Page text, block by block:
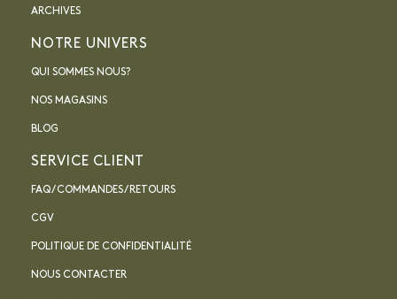
ARCHIVES
NOTRE UNIVERS
QUI SOMMES NOUS?
NOS MAGASINS
BLOG
SERVICE CLIENT
FAQ / COMMANDES / RETOURS
CGV
POLITIQUE DE CONFIDENTIALITÉ
NOUS CONTACTER